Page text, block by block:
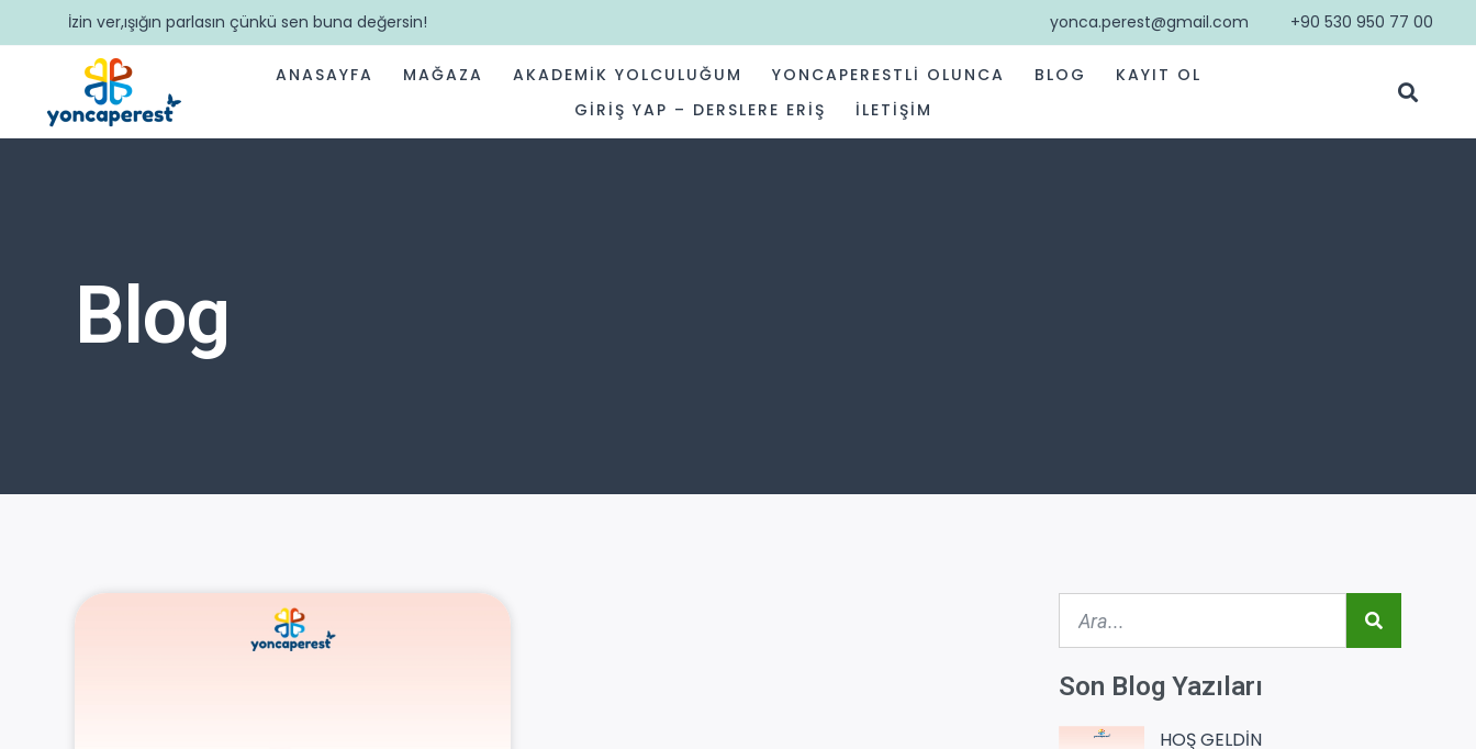
İzin ver,ışığın parlasın çünkü sen buna değersin! yonca.perest@gmail.com +90 530 950 77 00
ANASAYFA MAĞAZA AKADEMIK YOLCULUĞUM YONCAPERESTLI OLUNCA BLOG
KAYIT OL
GIRIŞ YAP – DERSLERE ERIŞ
İLETIŞIM
Blog
Son Blog Yazıları
HOŞ GELDİN